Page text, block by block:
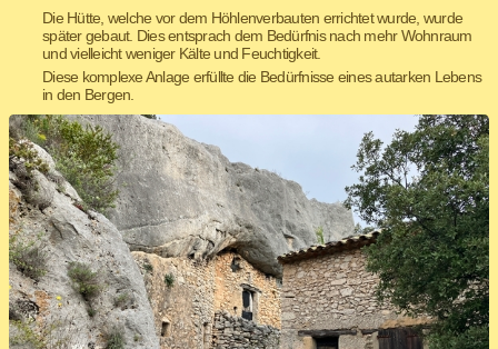
Die Hütte, welche vor dem Höhlenverbauten errichtet wurde, wurde
später gebaut. Dies entsprach dem Bedürfnis nach mehr Wohnraum
und vielleicht weniger Kälte und Feuchtigkeit.
Diese komplexe Anlage erfüllte die Bedürfnisse eines autarken Lebens
in den Bergen.